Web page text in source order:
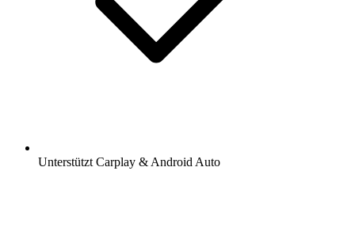
Unterstützt Carplay & Android Auto